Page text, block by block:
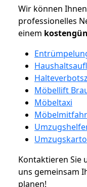
Wir können
professionelles
einem
Möbellift
Möbeltaxi
Kontaktieren Sie
uns gemeinsam
planen!